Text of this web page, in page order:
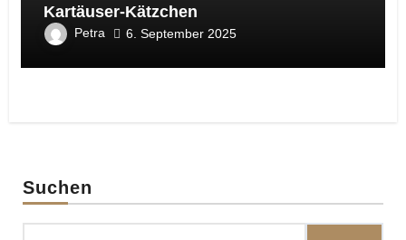
Kartäuser-Kätzchen
Petra 6. September 2025
Suchen